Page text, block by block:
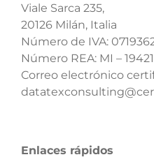
Viale Sarca 235,
20126 Milán, Italia
Número de IVA:
Número REA: MI –
Correo electrónico
Enlaces rápidos